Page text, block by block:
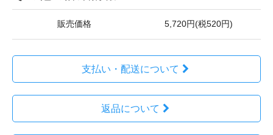
販売価格 5,720円(税520円)
支払い・配送について
返品について